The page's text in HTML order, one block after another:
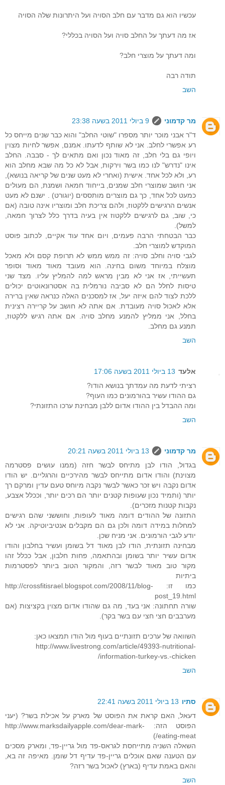
עכשיו הוא גם מדבר עם חלב הסויה ועל היתרונות שלה הסויה
אז מה דעתך על החלב סויה ועל הסויה בכללי?
ומה דעתך על מוצרי חלב?
תודה רבה
השב
מר קדמוני
9 ביולי 2011 בשעה 23:38
ד"ר אבני מוכר יותר מספרו "שוטי החלב" והוא כבר שנים מייחס כל
רע אפשרי לחלב. אני לא שותף לדעתו. אמנם, אפשר לחיות מצוין
ויופי גם בלי חלב, זה מאוד נכון ואם מתאים לך - סבבה. החלב
אינו "נדרש" לנו כמו בשר וירקות, אבל לא כל מה שבא מחלב הוא
רע, ולא לכל אחד. אישית (ואחרי לא מעט שנים של קריאה בנושא),
אני חושב שמוצרי חלב שמנים, בייחוד חמאה ושמנת, הם מעולים
כמעט לכל אחד, כך גם מוצרים מותססים (יוגורט) . ישנם לא מעט
אנשים הרגישים ללקטוז, ולהם צריכת חלב ומוצריו אינה טובה (אם
כי, שוב, גם לרגישים ללקטוז אין בעיה בדרך כלל לצרוך חמאה,
למשל).
כבר הבטחתי הרבה פעמים, ויום אחד עוד אקיים, לכתוב פוסט
המוקדש למוצרי חלב.
לגבי סויה וחלב סויה: זה ממש ממש לא תרופת קסם ולא מאכל
מוצלח במיוחד משום בחינה. הוא מעובד מאוד מאוד וסופר
תעשייתי, אז אני לא מבין מראש למה להמליץ עליו. מצד שני
טיסות לחלל הם לא סביבה נורמלית בה אסטרונאוטים יכולים
ללכת לצוד להם איזה יעל, אז למסכנים האלה כנראה שאין ברירה
אלא לאכול סויה מעובדת. אם אתה לא חושב על קריירה רצינית
בחלל, אני ממליץ להמנע מחלב סויה. אם אתה רגיש ללקטוז,
תמנע גם מחלב.
השב
אלעד 13 ביולי 2011 בשעה 17:06
רציתי לדעת מה עמדתך בנושא הודו?
גם ההודו עשיר בהורמונים כמו העוף?
ומה ההבדל בין ההודו אדום ללבן מבחינת ערכו התזונתי?
השב
מר קדמוני
13 ביולי 2011 בשעה 20:21
בגדול, הודו לבן מתיחס לבשר חזה (ממנו עושים פסטרמה
מצוינת) והודו אדום מתייחס לבשר מהירכיים והרגליים. יש הודו
אדום נקבה ויש זכר כאשר לבשר נקבה מיוחס טעם עדין ומרקם רך
יותר (ותמיד נכון שעופות קטנים יותר הם רכים יותר, וככלל אצבע,
נקבות קטנות מזכרים).
התזונה של ההודים דומה מאוד לעופות, וחוששני שהם רגישים
למחלות במידה דומה ולכן גם הם מקבלים אנטיביוטיקה. אני לא
יודע לגבי הורמונים. אני מניח שכן.
מבחינה תזונתית, הודו לבן מאוד דל בשומן ועשיר בחלבון והודו
אדום עשיר יותר בשומן ובהתאמה, פחות חלבון, אבל ככלל זהו
מקור טוב מאוד לבשר רזה, והמקור הטוב ביותר לפסטרמות
ביתיות
כמו זו: http://crossfitisrael.blogspot.com/2008/11/blog-
post_19.html
שורה תחתונה: אני בעד, מה גם שהודו אדום מצוין בקציצות (אם
מערבבים חצי חצי עם בשר בקר).
השוואה של ערכים תזונתיים בעוף מול הודו תמצאו כאן:
http://www.livestrong.com/article/49393-nutritional-
information-turkey-vs.-chicken/
השב
סתיו 13 ביולי 2011 בשעה 22:41
דעאל, האם קראת את הפוסט של מארק על אכילת בשר? (יעני
הפוסט הזה: http://www.marksdailyapple.com/dear-mark-
eating-meat/)
השאלה השניה מתייחסת לגראס-פד מול גריין-פד, ומארק מסכים
עם הטענה שאם אוכלים גריין-פד עדיף דל שומן. מאיפה זה בא,
והאם באמת עדיף (בארץ) לאכול בשר רזה?
השב